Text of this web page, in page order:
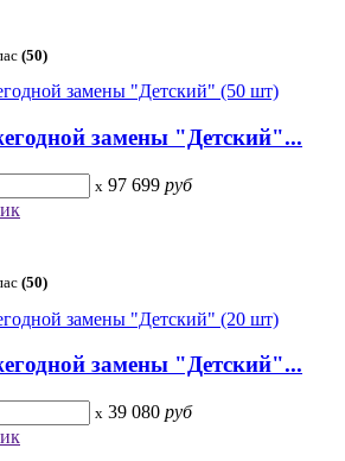
(50)
замены "Детский"...
x 97 699 руб
(50)
замены "Детский"...
x 39 080 руб